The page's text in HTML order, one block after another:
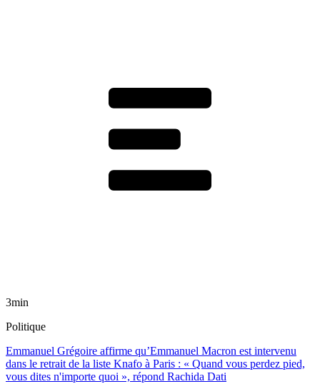
3min
Politique
Emmanuel Grégoire affirme qu’Emmanuel Macron est intervenu
dans le retrait de la liste Knafo à Paris : « Quand vous perdez pied,
vous dites n'importe quoi », répond Rachida Dati